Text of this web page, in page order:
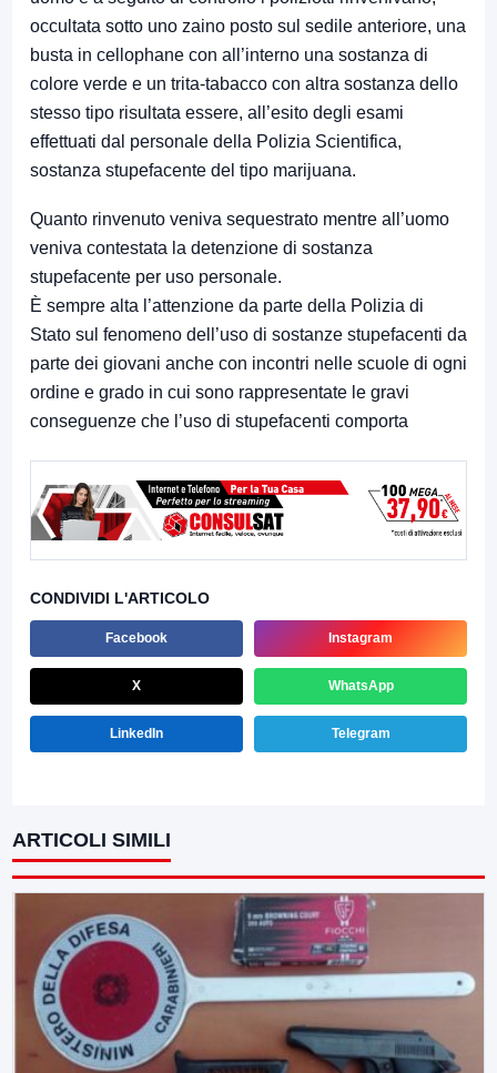
occultata sotto uno zaino posto sul sedile anteriore, una
busta in cellophane con all’interno una sostanza di
colore verde e un trita-tabacco con altra sostanza dello
stesso tipo risultata essere, all’esito degli esami
effettuati dal personale della Polizia Scientifica,
sostanza stupefacente del tipo marijuana.
Quanto rinvenuto veniva sequestrato mentre all’uomo
veniva contestata la detenzione di sostanza
stupefacente per uso personale.
È sempre alta l’attenzione da parte della Polizia di
Stato sul fenomeno dell’uso di sostanze stupefacenti da
parte dei giovani anche con incontri nelle scuole di ogni
ordine e grado in cui sono rappresentate le gravi
conseguenze che l’uso di stupefacenti comporta
CONDIVIDI L'ARTICOLO
Facebook Instagram
X WhatsApp
LinkedIn Telegram
ARTICOLI SIMILI